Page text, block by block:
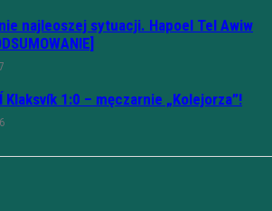
najleoszej sytuacji. Hapoel Tel Awiw
Klaksvík 1:0 – męczarnie „Kolejorza”!